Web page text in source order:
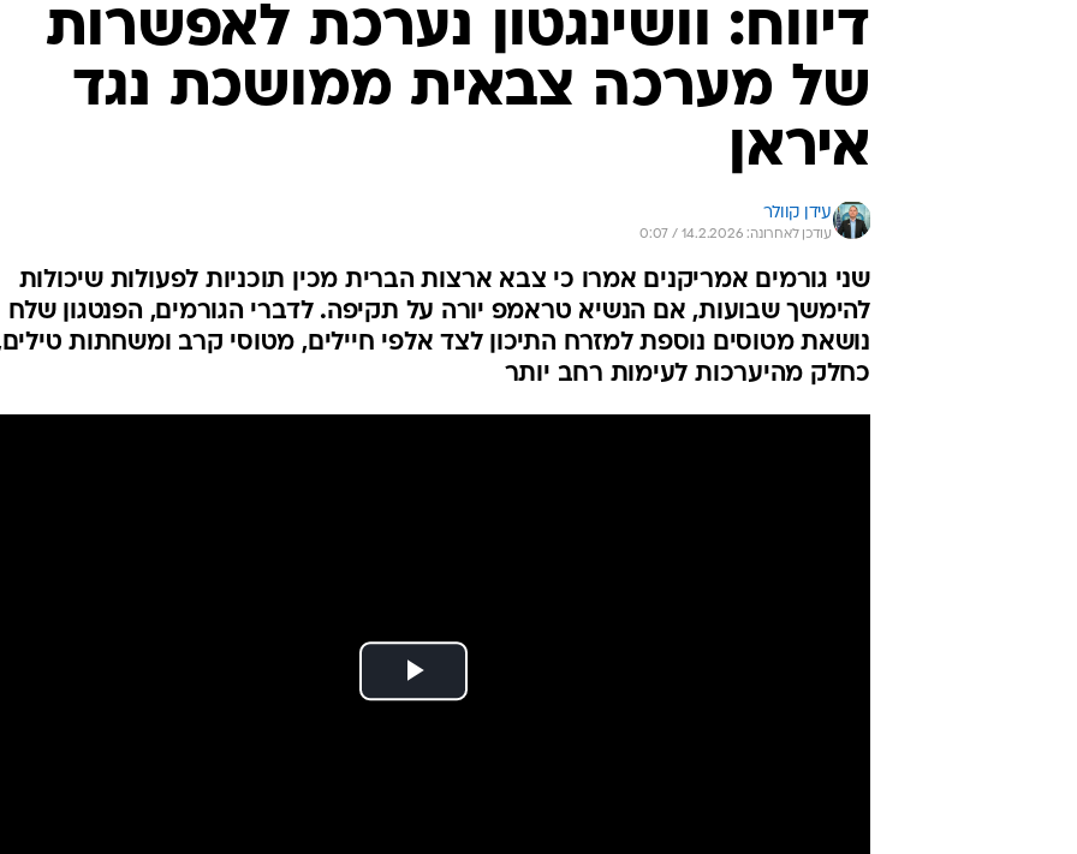
חדשות
המייל האדום
דיווח: וושינגטון נערכת לאפשרות
של מערכה צבאית ממושכת נגד
איראן
עידן קוולר
עודכן לאחרונה: 14.2.2026 / 0:07
שני גורמים אמריקנים אמרו כי צבא ארצות הברית מכין תוכניות לפעולות שיכולות
להימשך שבועות, אם הנשיא טראמפ יורה על תקיפה. לדברי הגורמים, הפנטגון שלח
נושאת מטוסים נוספת למזרח התיכון לצד אלפי חיילים, מטוסי קרב ומשחתות
כחלק מהיערכות לעימות רחב יותר